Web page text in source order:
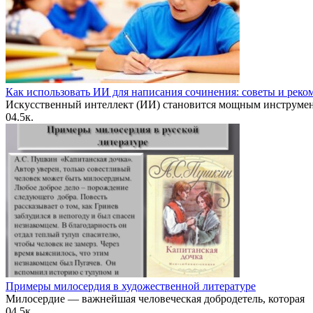
Как использовать ИИ для написания сочинения: советы и
Искусственный интеллект (ИИ) становится мощным
04.5к.
Примеры милосердия в художественной литературе
Милосердие — важнейшая человеческая добродетель, которая